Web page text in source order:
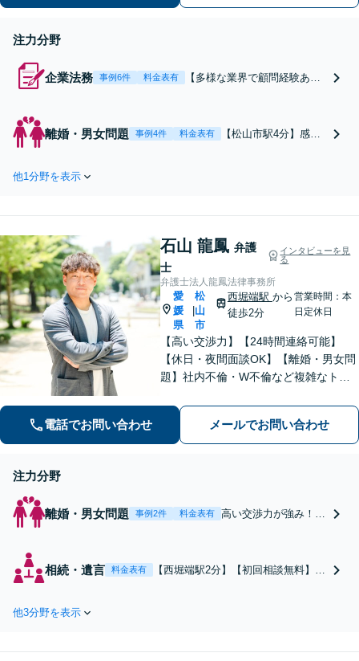
注力分野
企業法務 事例6件 料金表有
【多様な業界で顧問経験あ
企業のトラブルをスムーズに
解決。経営者の壁打ち役とし
離婚・男女問題 事例4件 料金表有
【松山市駅4分】感情
だけでなく、漠然とし
い将来のためにも、一
人で抱え込まずご相談
ください。
他1分野を表示
石山 龍鳳 弁護
士
インタビューを見
る
弁護士法人龍鳳法律事務所
愛
媛
県
松
山
市
西堀端駅 から
徒歩2分
営業時間：本
日定休日
【高い交渉力】【24時間連絡可能】
【休日・夜間面談OK】【離婚・男女問
題】社内不倫・W不倫など複雑なトラ
求や退職代行もお受けします。【刑事
事件】刑事事件は１分１秒が勝負で
す。迅速に対応します。
電話でお問い合わせ メールでお問い合わせ
注力分野
離婚・男女問題 事例2件 料金表有
高い交渉力が強み！迅
デリケートな問題もお
相続・遺言 料金表有
【西堀端駅2分】【初回相談無料】
指せるよう全力でサポートします
他3分野を表示